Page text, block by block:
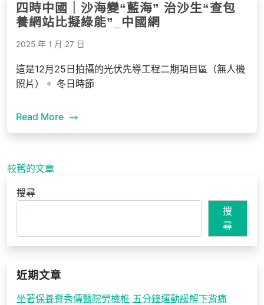
四時中國｜沙海變“藍海” 治沙生“查包
養網站比擬綠能”_中國網
2025 年 1 月 27 日
這是12月25日拍攝的光伏先導工程二期項目區（無人機
照片）。 冬日時節
Read More
文
章
較舊的文章
搜尋
搜
尋
近期文章
坐著保養脊秀傳醫院勞檢椎 五分鐘運動緩解下背痛